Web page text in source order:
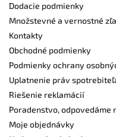
Dodacie podmienky
Množstevné a vernostné
Kontakty
Obchodné podmienky
Podmienky ochrany
Uplatnenie práv
Riešenie reklamácií
Poradenstvo, odpovedáme
Moje objednávky